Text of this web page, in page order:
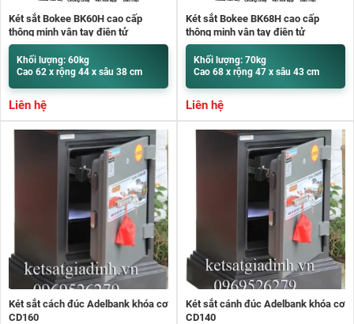
Két sắt Bokee BK60H cao cấp
thông minh vân tay điện tử
Khối lượng: 60kg
Cao 62 x rộng 44 x sâu 38 cm
Liên hệ
Két sắt Bokee BK68H cao cấp
thông minh vân tay điện tử
Khối lượng: 70kg
Cao 68 x rộng 47 x sâu 43 cm
Liên hệ
Két sắt cách đúc Adelbank khóa cơ
CD160
Két sắt cánh đúc Adelbank khóa cơ
CD140